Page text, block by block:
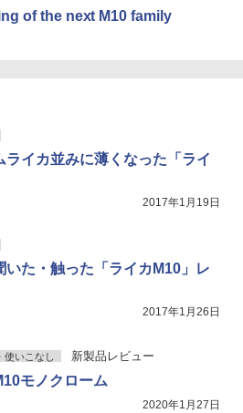
of the next M10 family
ライカ並みに薄くなった「ライ
2017年1月19日
いた・触った「ライカM10」レ
2017年1月26日
使いこなし 新製品レビュー
モノクローム
2020年1月27日